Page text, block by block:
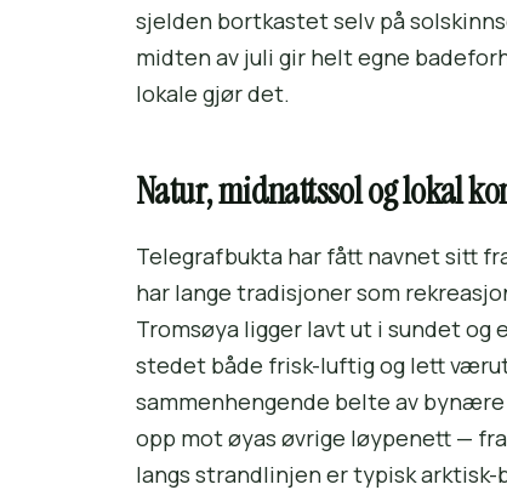
sjelden bortkastet selv på
midten av juli gir helt egne
lokale gjør det.
Natur, midnattssol og lokal
Telegrafbukta har fått navnet sitt
har lange tradisjoner som
Tromsøya ligger lavt ut i sundet og
stedet både frisk-luftig og lett
sammenhengende belte av
opp mot øyas øvrige løypenett —
langs strandlinjen er typisk